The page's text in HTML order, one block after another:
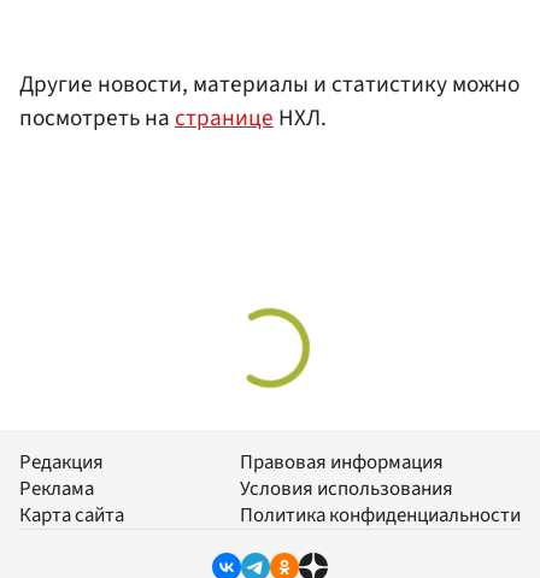
Другие новости, материалы и статистику можно
посмотреть настраницеНХЛ.
Редакция
Реклама
Карта сайта
Правовая информация
Условия использования
Политика конфиденциальности